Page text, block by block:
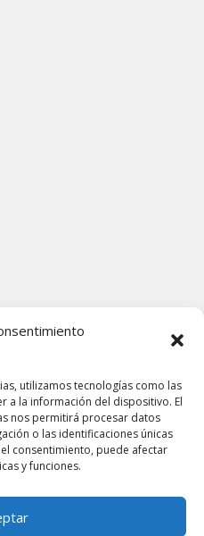
utilizamos tecnologías como las
a la información del dispositivo. El
nos permitirá procesar datos
o las identificaciones únicas
consentimiento, puede afectar
y funciones.
S.L.